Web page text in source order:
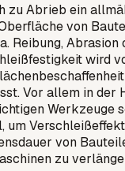
zu Abrieb ein
von
Reibung, Abrasion
wird
Vor allem in der
Werkzeuge
um
von
zu